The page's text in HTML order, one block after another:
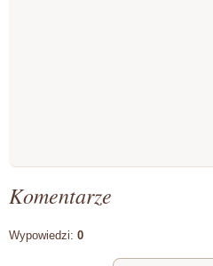
Komentarze
Wypowiedzi: 0